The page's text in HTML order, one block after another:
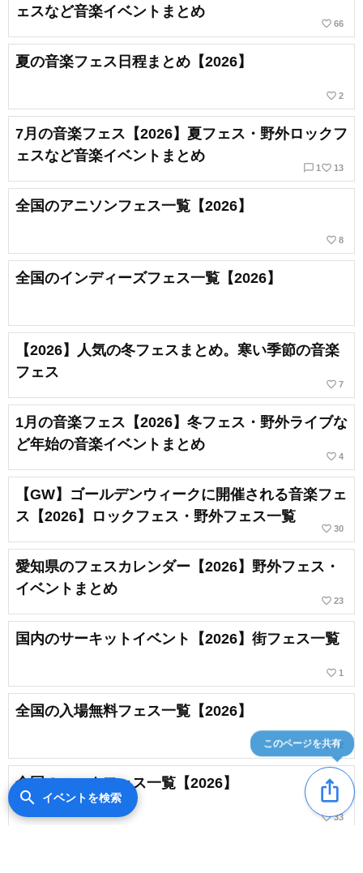
ェスなど音楽イベントまとめ
favorite_border 66
夏の音楽フェス日程まとめ【2026】
favorite_border 2
7月の音楽フェス【2026】夏フェス・野外ロックフ
ェスなど音楽イベントまとめ
chat_bubble_outline 1 favorite_border 13
全国のアニソンフェス一覧【2026】
favorite_border 8
全国のインディーズフェス一覧【2026】
【2026】人気の冬フェスまとめ。寒い季節の音楽
フェス
favorite_border 7
1月の音楽フェス【2026】冬フェス・野外ライブな
ど年始の音楽イベントまとめ
favorite_border 4
【GW】ゴールデンウィークに開催される音楽フェ
ス【2026】ロックフェス・野外フェス一覧
favorite_border 30
愛知県のフェスカレンダー【2026】野外フェス・
イベントまとめ
favorite_border 23
国内のサーキットイベント【2026】街フェス一覧
favorite_border 1
全国の入場無料フェス一覧【2026】
favorite_border12
全国のロックフェス一覧【2026】
favorite_border33
ios_share
このページを共有
search イベントを検索